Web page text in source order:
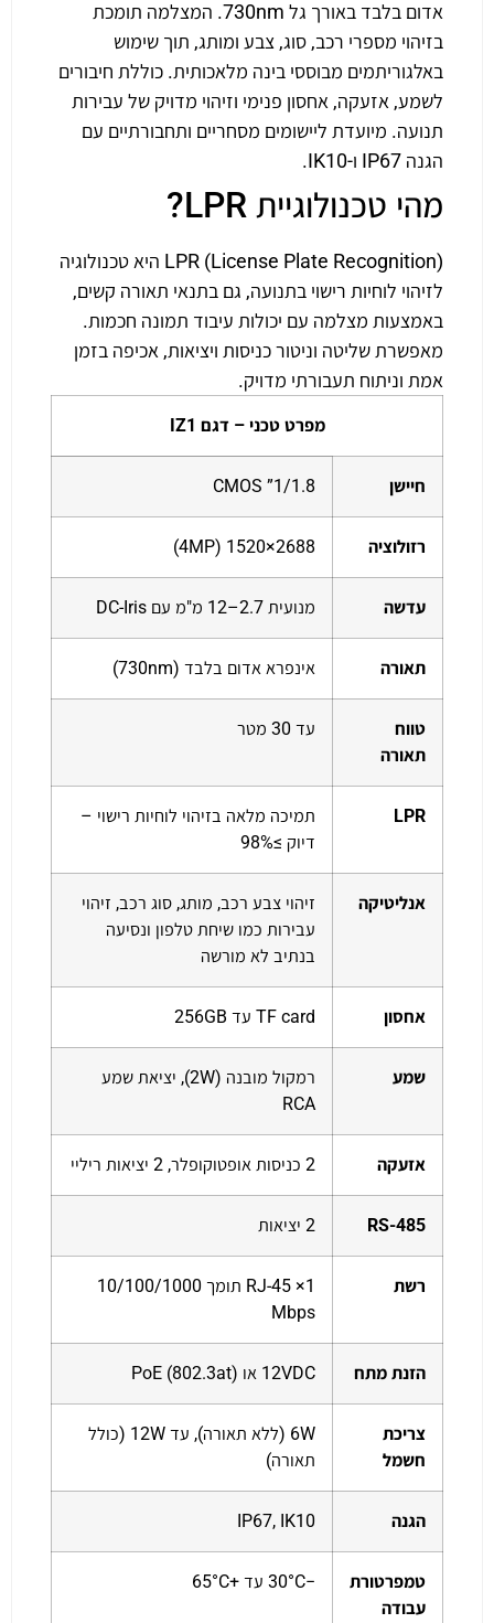
אדום בלבד באורך גל 730nm. המצלמה תומכת
בזיהוי מספרי רכב, סוג, צבע ומותג, תוך שימוש
באלגוריתמים מבוססי בינה מלאכותית. כוללת חיבורים
לשמע, אזעקה, אחסון פנימי וזיהוי מדויק של עבירות
תנועה. מיועדת ליישומים מסחריים ותחבורתיים עם
הגנה IP67 ו-IK10.
מהי טכנולוגיית LPR?
LPR (License Plate Recognition) היא טכנולוגיה
לזיהוי לוחיות רישוי בתנועה, גם בתנאי תאורה קשים,
באמצעות מצלמה עם יכולות עיבוד תמונה חכמות.
מאפשרת שליטה וניטור כניסות ויציאות, אכיפה בזמן
אמת וניתוח תעבורתי מדויק.
מפרט טכני – דגם IZ1
חיישן 1/1.8” CMOS
רזולוציה 2688×1520 (4MP)
עדשה מנועית 2.7–12 מ"מ עם DC-Iris
תאורה אינפרא אדום בלבד (730nm)
טווח
תאורה
עד 30 מטר
LPR
תמיכה מלאה בזיהוי לוחיות רישוי –
דיוק ≥98%
אנליטיקה
זיהוי צבע רכב, מותג, סוג רכב, זיהוי
עבירות כמו שיחת טלפון ונסיעה
בנתיב לא מורשה
אחסון TF card עד 256GB
שמע
רמקול מובנה (2W), יציאת שמע
RCA
אזעקה 2 כניסות אופטוקופלר, 2 יציאות ריליי
RS-485 2 יציאות
רשת
1× RJ-45 תומך 10/100/1000
Mbps
הזנת מתח 12VDC או PoE (802.3at)
צריכת
חשמל
6W (ללא תאורה), עד 12W (כולל
תאורה)
הגנה IP67, IK10
טמפרטורת
עבודה
−30°C עד +65°C